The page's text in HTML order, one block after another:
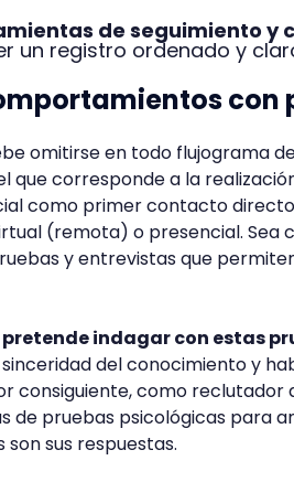
de seguimiento y
un registro ordenado y
con
omitirse en todo flujograma
que corresponde a la
como primer contacto
(remota) o presencial. Sea
y entrevistas que
pretende indagar con estas
del conocimiento y
consiguiente, como
de pruebas psicológicas para
sus respuestas.